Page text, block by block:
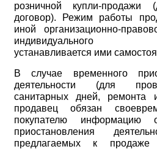
розничной купли-продажи
договор). Режим работы
иной организационно-
индивидуального
устанавливается ими
В случае временного
деятельности (для
санитарных дней, ремонта
продавец обязан
покупателю
приостановления
предлагаемых к продаже